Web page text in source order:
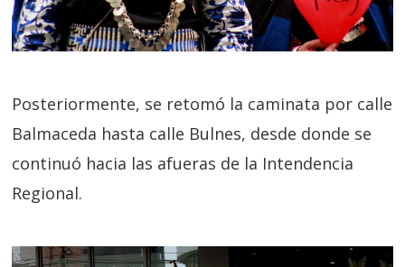
Posteriormente, se retomó la caminata por calle
Balmaceda hasta calle Bulnes, desde donde se
continuó hacia las afueras de la Intendencia
Regional.